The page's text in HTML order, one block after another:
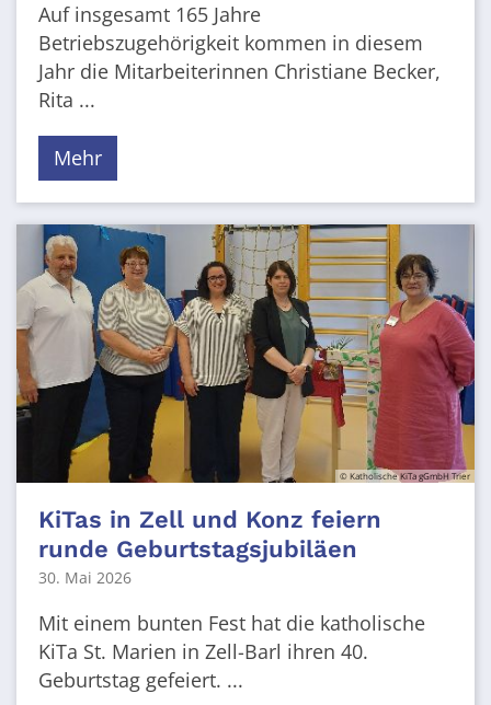
Auf insgesamt 165 Jahre
Betriebszugehörigkeit kommen in diesem
Jahr die Mitarbeiterinnen Christiane Becker,
Rita ...
Mehr
© Katholische KiTa gGmbH Trier
KiTas in Zell und Konz feiern
runde Geburtstagsjubiläen
30. Mai 2026
Mit einem bunten Fest hat die katholische
KiTa St. Marien in Zell-Barl ihren 40.
Geburtstag gefeiert. ...